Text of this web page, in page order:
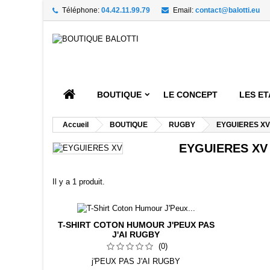
Téléphone: 04.42.11.99.79 Email: contact@balotti.eu
BOUTIQUE LE CONCEPT LES
Accueil BOUTIQUE RUGBY EYGUIERES XV
EYGUIERES XV
Il y a 1 produit.
T-SHIRT COTON HUMOUR J'PEUX PAS
J'AI RUGBY
(0)
j'PEUX PAS J'AI RUGBY